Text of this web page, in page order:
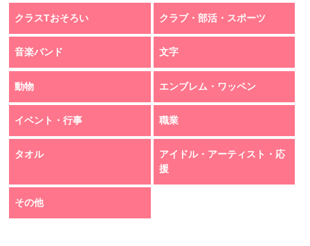
クラスTおそろい クラブ・部活・スポーツ
音楽バンド 文字
動物 エンブレム・ワッペン
イベント・行事 職業
タオル
アイドル・アーティスト・応
援
その他